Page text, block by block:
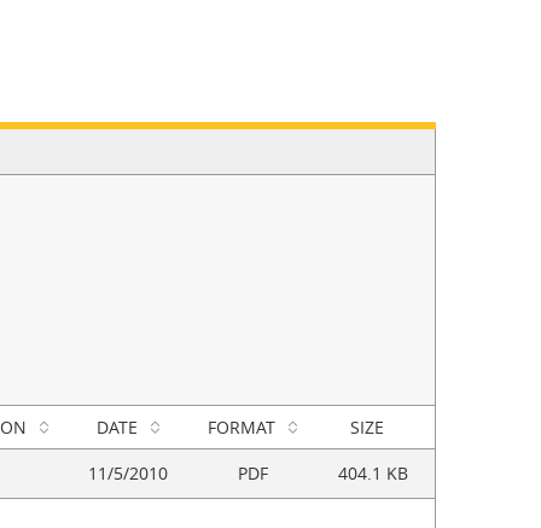
DATE FORMAT SIZE
11/5/2010 PDF 404.1 KB